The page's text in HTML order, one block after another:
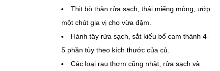
Thịt bò thăn rửa sạch, thái miếng mỏng, ướp
một chút gia vị cho vừa đậm.
Hành tây rửa sạch, sắt kiểu bổ cam thành 4-
5 phần tùy theo kích thước của củ.
Các loại rau thơm cũng nhặt, rửa sạch và